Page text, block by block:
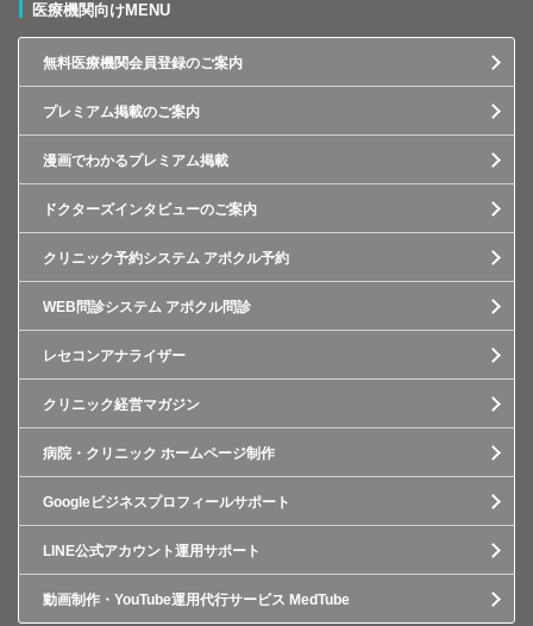
医療機関向けMENU
無料医療機関会員登録のご案内
プレミアム掲載のご案内
漫画でわかるプレミアム掲載
ドクターズインタビューのご案内
クリニック予約システム アポクル予約
WEB問診システム アポクル問診
レセコンアナライザー
クリニック経営マガジン
病院・クリニック ホームページ制作
Googleビジネスプロフィールサポート
LINE公式アカウント運用サポート
動画制作・YouTube運用代行サービス MedTube